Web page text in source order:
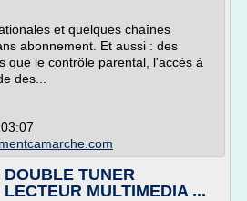
et quelques chaînes
abonnement. Et aussi : des
que le contrôle parental, l'accès à
des...
TUNER
MULTIMEDIA ...